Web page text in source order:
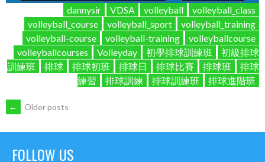
dannysir VDSA volleyball
volleyball_class
volleyball_course
volleyball_sport
volleyball_training
volleyball-course
volleyball-training
volleyballcourse
volleyballcourses
Volleyday 初學排球訓練班
初級排球
訓練班
排球 排球初班 排球日 排球比賽 排球班
排球
練習
排球訓練 排球訓練班 排球進階班
POSTS
NAVIGATION
← Older posts
FOLLOW US